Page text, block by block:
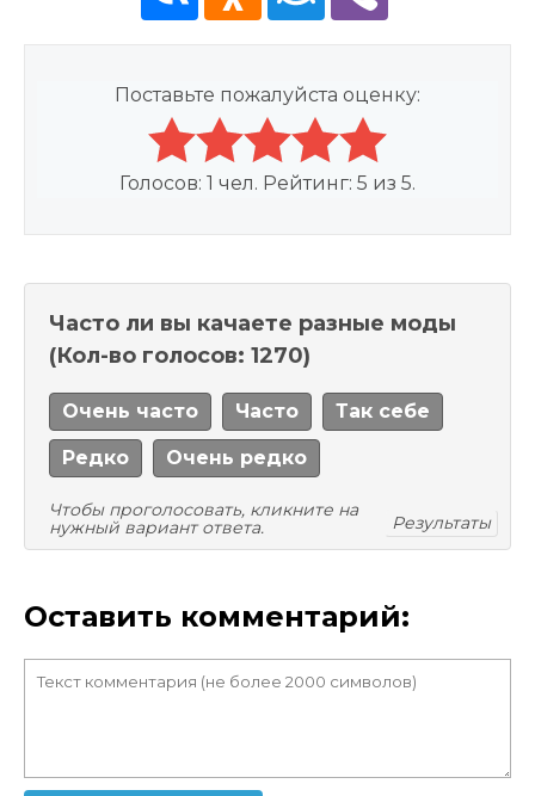
Поставьте пожалуйста оценку:
Голосов: 1 чел. Рейтинг: 5 из 5.
Часто ли вы качаете разные моды
(Кол-во голосов: 1270)
Очень часто Часто Так себе
Редко Очень редко
Чтобы проголосовать, кликните на
нужный вариант ответа.
Результаты
Оставить комментарий: